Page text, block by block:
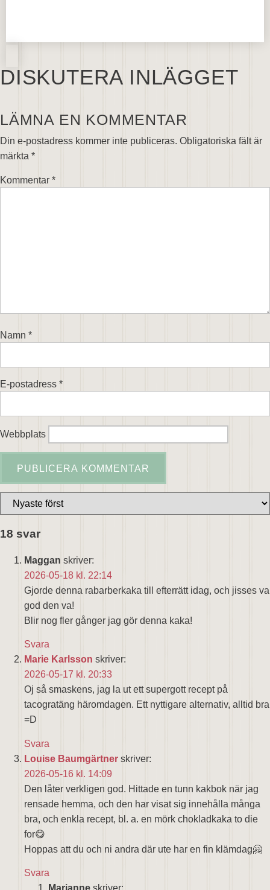
DISKUTERA INLÄGGET
LÄMNA EN KOMMENTAR
Din e-postadress kommer inte publiceras. Obligatoriska fält är
märkta *
Kommentar *
Namn *
E-postadress *
Webbplats
18 svar
Maggan skriver:
2026-05-18 kl. 22:14
Gjorde denna rabarberkaka till efterrätt idag, och jisses va
god den va!
Blir nog fler gånger jag gör denna kaka!
Svara
Marie Karlsson skriver:
2026-05-17 kl. 20:33
Oj så smaskens, jag la ut ett supergott recept på
tacogratäng häromdagen. Ett nyttigare alternativ, alltid bra
=D
Svara
Louise Baumgärtner skriver:
2026-05-16 kl. 14:09
Den låter verkligen god. Hittade en tunn kakbok när jag
rensade hemma, och den har visat sig innehålla många
bra, och enkla recept, bl. a. en mörk chokladkaka to die
for😋
Hoppas att du och ni andra där ute har en fin klämdag🤗
Svara
Marianne skriver: